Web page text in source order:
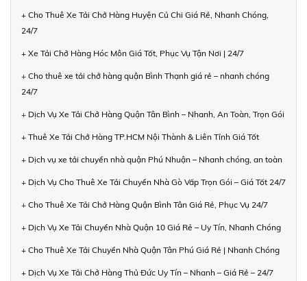
+ Cho Thuê Xe Tải Chở Hàng Huyện Củ Chi Giá Rẻ, Nhanh Chóng,
24/7
+ Xe Tải Chở Hàng Hóc Môn Giá Tốt, Phục Vụ Tận Nơi | 24/7
+ Cho thuê xe tải chở hàng quận Bình Thạnh giá rẻ – nhanh chóng
24/7
+ Dịch Vụ Xe Tải Chở Hàng Quận Tân Bình – Nhanh, An Toàn, Trọn Gói
+ Thuê Xe Tải Chở Hàng TP.HCM Nội Thành & Liên Tỉnh Giá Tốt
+ Dịch vụ xe tải chuyển nhà quận Phú Nhuận – Nhanh chóng, an toàn
+ Dịch Vụ Cho Thuê Xe Tải Chuyển Nhà Gò Vấp Trọn Gói – Giá Tốt 24/7
+ Cho Thuê Xe Tải Chở Hàng Quận Bình Tân Giá Rẻ, Phục Vụ 24/7
+ Dịch Vụ Xe Tải Chuyển Nhà Quận 10 Giá Rẻ – Uy Tín, Nhanh Chóng
+ Cho Thuê Xe Tải Chuyển Nhà Quận Tân Phú Giá Rẻ | Nhanh Chóng
+ Dịch Vụ Xe Tải Chở Hàng Thủ Đức Uy Tín – Nhanh – Giá Rẻ – 24/7